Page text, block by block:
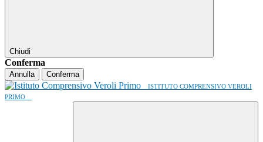
Chiudi
Conferma
Annulla Conferma
ISTITUTO COMPRENSIVO VEROLI
PRIMO